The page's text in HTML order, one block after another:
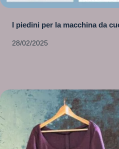
I piedini per la macchina da
28/02/2025